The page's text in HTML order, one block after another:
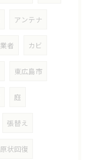
アンテナ
業者 カビ
東広島市
庭
張替え
原状回復